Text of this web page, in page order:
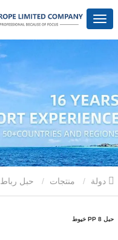
منتجات حبل رباط
حبل PP 8 خيوط